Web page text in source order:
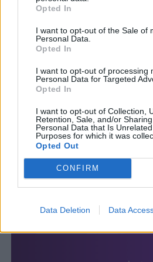
Opted In
I want to opt-out of the Sale of
Personal Data.
Opted In
I want to opt-out of processing
Personal Data for Targeted
Opted In
I want to opt-out of Collection,
Retention, Sale, and/or
Personal Data that Is
Purposes for which it was
Opted Out
CONFIRM
Data Deletion Data